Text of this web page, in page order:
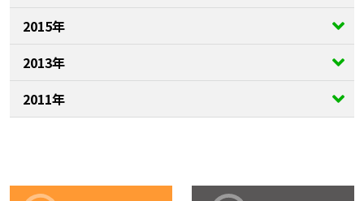
2015年
2013年
2011年